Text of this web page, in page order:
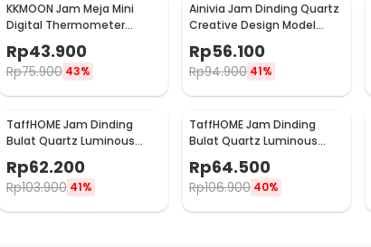
KKMOON Jam Meja Mini
Digital Thermometer
Hygrometer Weather
Station - CX220
Rp43.900
Rp75.900 43%
Ainivia Jam Dinding Quartz
Creative Design Model
Luminous 30cm - MM61WC
Rp56.100
Rp94.900 41%
TaffHOME Jam Dinding
Bulat Quartz Luminous
Glow in The Dark 30cm
MDB1
Rp62.200
Rp103.900 41%
TaffHOME Jam Dinding
Bulat Quartz Luminous
Glow in The Dark 30cm
MDB3
Rp64.500
Rp106.900 40%